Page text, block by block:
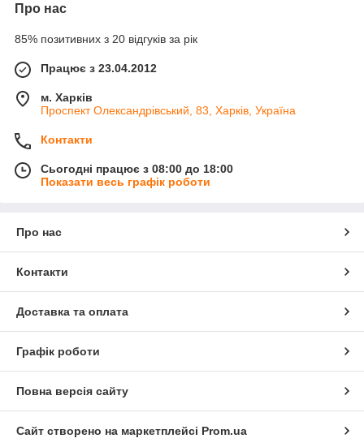
Про нас
85% позитивних з 20 відгуків за рік
Працює з 23.04.2012
м. Харків
Проспект Олександрівський, 83, Харків, Україна
Контакти
Сьогодні працює з 08:00 до 18:00
Показати весь графік роботи
Про нас
Контакти
Доставка та оплата
Графік роботи
Повна версія сайту
Сайт створено на маркетплейсі Prom.ua